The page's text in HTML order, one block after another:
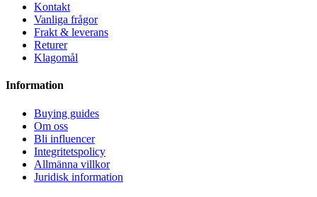
Kontakt
Vanliga frågor
Frakt & leverans
Returer
Klagomål
Information
Buying guides
Om oss
Bli influencer
Integritetspolicy
Allmänna villkor
Juridisk information